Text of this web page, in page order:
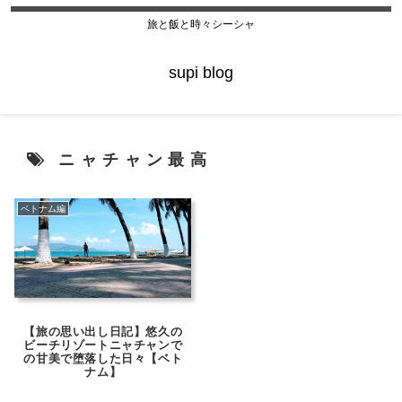
旅と飯と時々シーシャ
supi blog
ニャチャン最高
ベトナム編
【旅の思い出し日記】悠久の
ビーチリゾートニャチャンで
の甘美で堕落した日々【ベト
ナム】